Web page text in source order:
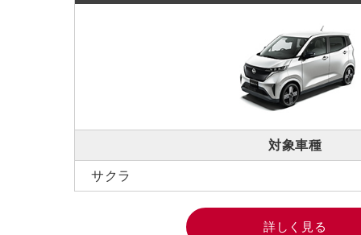
対象車種
サクラ
詳しく見る